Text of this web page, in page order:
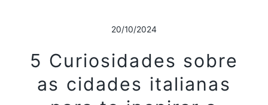
20/10/2024
5 Curiosidades sobre
as cidades italianas